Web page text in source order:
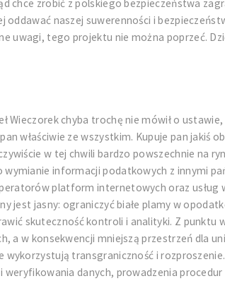
chce zrobić z polskiego bezpieczeństwa
oddawać naszej suwerenności i
tego projektu nie można poprzeć.
Wieczorek chyba trochę nie mówił o
właściwie ze wszystkim. Kupuje pan jakiś
w tej chwili bardzo powszechnie na
informacji podatkowych z innymi
platform internetowych oraz
jasny: ograniczyć białe plamy w
skuteczność kontroli i analityki. Z punktu
a w konsekwencji mniejszą przestrzeń dla
transgraniczność i
danych, prowadzenia